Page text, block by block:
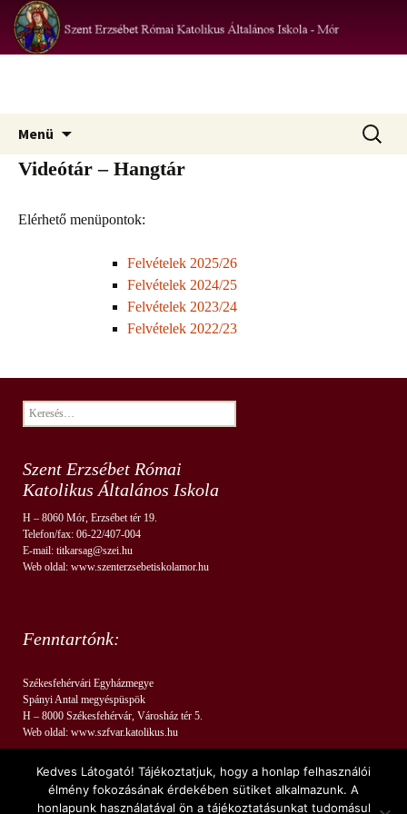
Szent Erzsébet Római Katolikus
Iskola – Mór
az iskola hivatalos honlapja
Menü
tartalomhoz
Keresés:
Videótár – Hangtár
Elérhető menüpontok:
Felvételek 2025/26
Felvételek 2024/25
Felvételek 2023/24
Felvételek 2022/23
Keresés:
Szent Erzsébet Római
Katolikus Általános Iskola
H – 8060 Mór, Erzsébet tér 19.
Telefon/fax: 06-22/407-004
E-mail: titkarsag@szei.hu
Web oldal: www.szenterzsebetiskolamor.hu
Fenntartónk:
Székesfehérvári Egyházmegye
Spányi Antal megyéspüspök
H – 8000 Székesfehérvár, Városház tér 5.
Web oldal: www.szfvar.katolikus.hu
Kedves Látogató! Tájékoztatjuk, hogy a honlap felhasználói
élmény fokozásának érdekében sütiket alkalmazunk. A
honlapunk használatával ön a tájékoztatásunkat tudomásul